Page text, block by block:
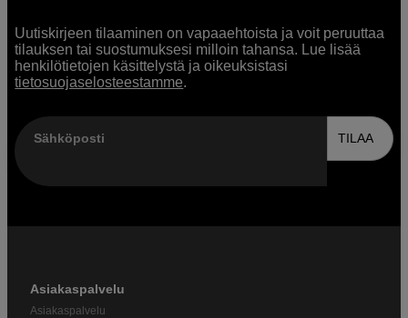
Uutiskirjeen tilaaminen on vapaaehtoista ja voit peruuttaa
tilauksen tai suostumuksesi milloin tahansa. Lue lisää
henkilötietojen käsittelystä ja oikeuksistasi
tietosuojaselosteestamme.
Sähköposti TILAA
Asiakaspalvelu
Asiakaspalvelu